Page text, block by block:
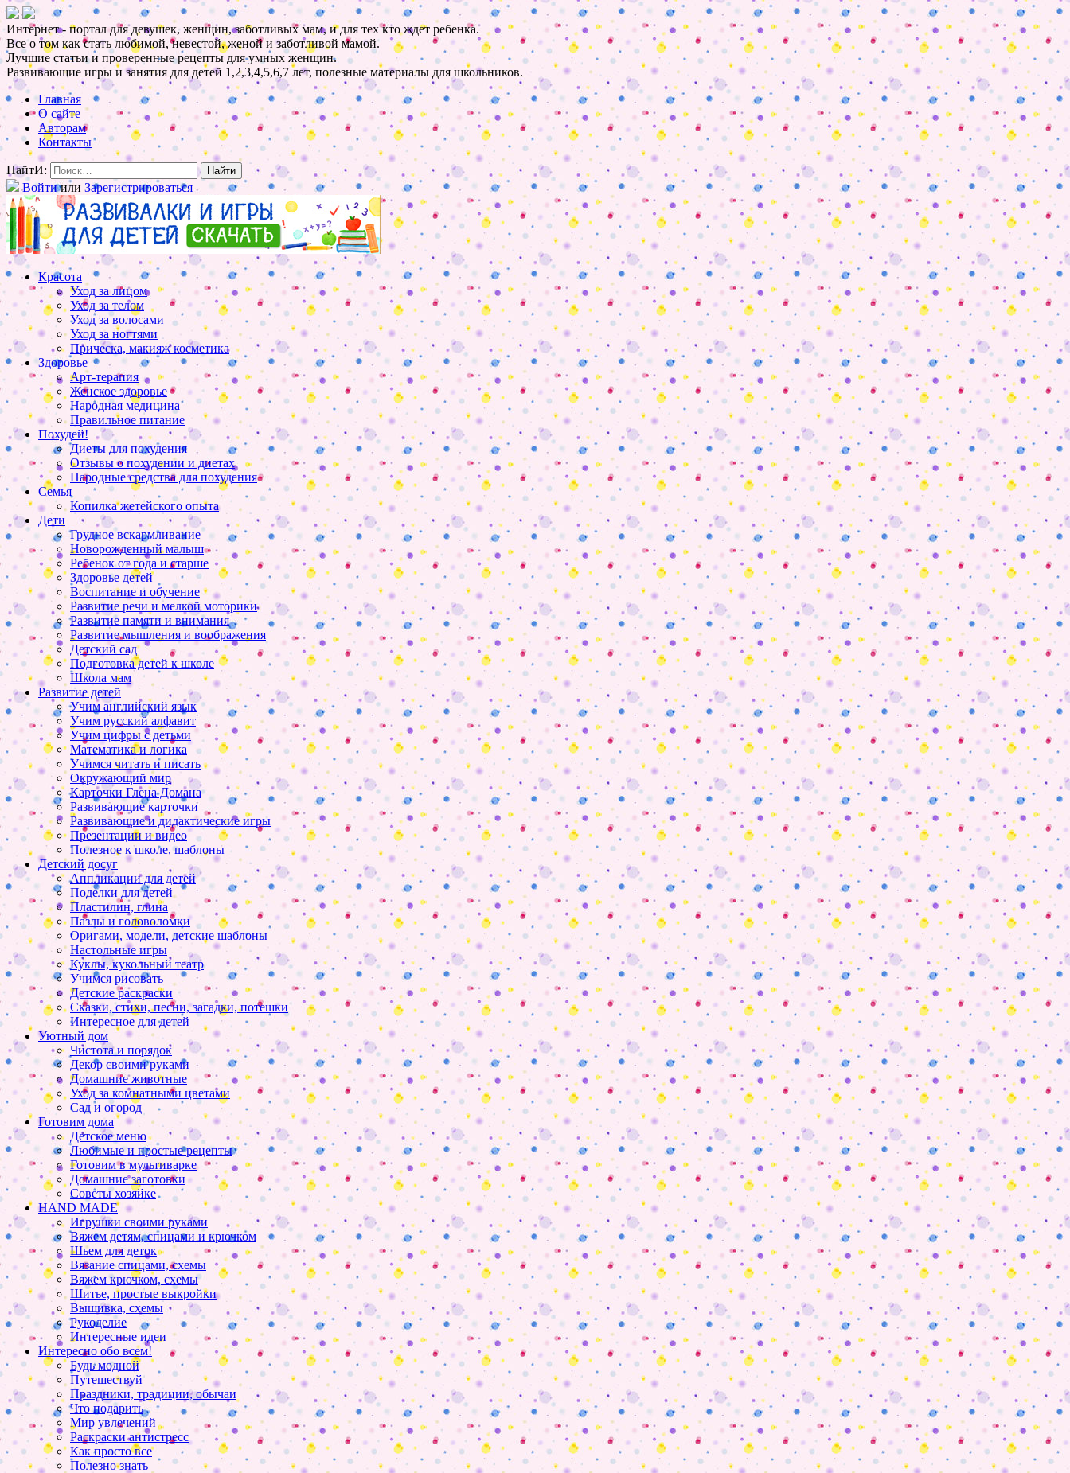
Интернет - портал для девушек, женщин, заботливых мам, и для тех кто ждет ребенка.
Все о том как стать любимой, невестой, женой и заботливой мамой.
Лучшие статьи и проверенные рецепты для умных женщин.
Развивающие игры и занятия для детей 1,2,3,4,5,6,7 лет, полезные материалы для школьников.
Главная
О сайте
Авторам
Контакты
НайтИ:
Войтиили Зарегистрироваться
Красота
Уход за лицом
Уход за телом
Уход за волосами
Уход за ногтями
Прическа, макияж косметика
Здоровье
Арт-терапия
Женское здоровье
Народная медицина
Правильное питание
Похудей!
Диеты для похудения
Отзывы о похудении и диетах
Народные средства для похудения
Семья
Копилка жетейского опыта
Дети
Грудное вскармливание
Новорожденный малыш
Ребенок от года и старше
Здоровье детей
Воспитание и обучение
Развитие речи и мелкой моторики
Развитие памяти и внимания
Развитие мышления и воображения
Детский сад
Подготовка детей к школе
Школа мам
Развитие детей
Учим английский язык
Учим русский алфавит
Учим цифры с детьми
Математика и логика
Учимся читать и писать
Окружающий мир
Карточки Глена Домана
Развивающие карточки
Развивающие и дидактические игры
Презентации и видео
Полезное к школе, шаблоны
Детский досуг
Аппликации для детей
Поделки для детей
Пластилин, глина
Пазлы и головоломки
Оригами, модели, детские шаблоны
Настольные игры
Куклы, кукольный театр
Учимся рисовать
Детские раскраски
Сказки, стихи, песни, загадки, потешки
Интересное для детей
Уютный дом
Чистота и порядок
Декор своими руками
Домашние животные
Уход за комнатными цветами
Сад и огород
Готовим дома
Детское меню
Любимые и простые рецепты
Готовим в мультиварке
Домашние заготовки
Советы хозяйке
HAND MADE
Игрушки своими руками
Вяжем детям, спицами и крючком
Шьем для деток
Вязание спицами, схемы
Вяжем крючком, схемы
Шитье, простые выкройки
Вышивка, схемы
Рукоделие
Интересные идеи
Интересно обо всем!
Будь модной
Путешествуй
Праздники, традиции, обычаи
Что подарить
Мир увлечений
Раскраски антистресс
Как просто все
Полезно знать